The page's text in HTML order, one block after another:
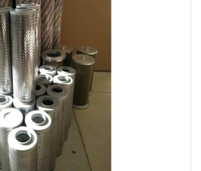
耐腐蚀除雾器滤芯